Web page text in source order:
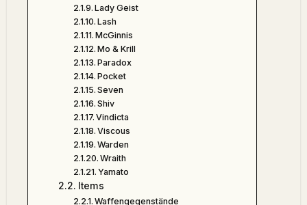
Lady Geist
Lash
McGinnis
Mo & Krill
Paradox
Pocket
Seven
Shiv
Vindicta
Viscous
Warden
Wraith
Yamato
Items
Waffengegenstände